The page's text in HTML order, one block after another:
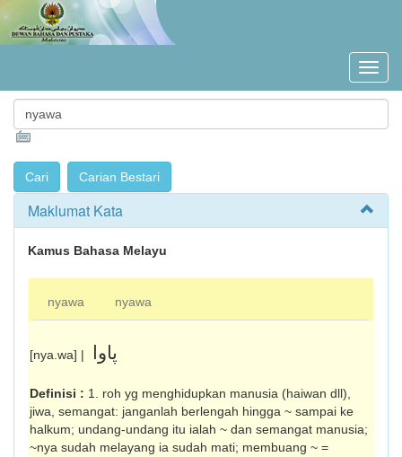
Maklumat Kata
Kamus Bahasa Melayu
nyawa nyawa
[nya.wa] | ڽاوا
Definisi : 1. roh yg menghidupkan manusia (haiwan dll),
jiwa, semangat: janganlah berlengah hingga ~ sampai ke
halkum; undang-undang itu ialah ~ dan semangat manusia;
~nya sudah melayang ia sudah mati; membuang ~ =